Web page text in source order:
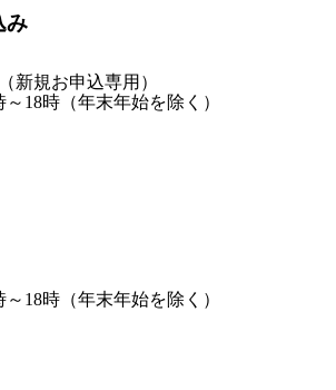
み
（新規お申込専用）
18時（年末年始を除く）
18時（年末年始を除く）